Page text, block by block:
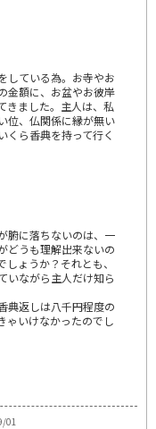
している為。お寺やお
金額に、お盆やお彼岸
きました。主人は、私
位、仏関係に縁が無い
くら香典を持って行く
腑に落ちないのは、一
どうも理解出来ないの
ょうか？それとも、
いながら主人だけ知ら
典返しは八千円程度の
ゃいけなかったのでし
01